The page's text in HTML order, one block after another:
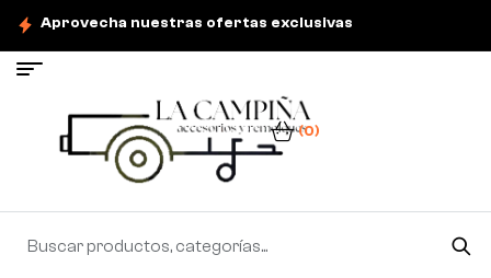
Aprovecha nuestras ofertas exclusivas
(0)